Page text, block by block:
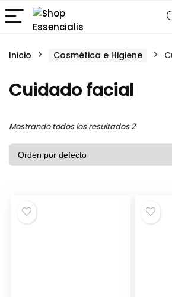
Inicio Cosmética e Higiene
Cuidado facial
Mostrando todos los resultados 2